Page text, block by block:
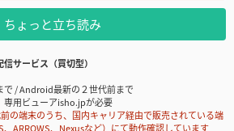
ちょっと立ち読み
サービス（買切型）
で / Android最新の２世代前まで
用ビューアisho.jpが必要
端末のうち、国内キャリア経由で販売されている端
、ARROWS、Nexusなど）にて動作確認しています